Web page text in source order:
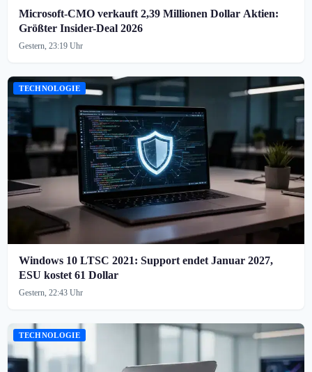
Microsoft-CMO verkauft 2,39 Millionen Dollar Aktien:
Größter Insider-Deal 2026
Gestern, 23:19 Uhr
TECHNOLOGIE
Windows 10 LTSC 2021: Support endet Januar 2027,
ESU kostet 61 Dollar
Gestern, 22:43 Uhr
TECHNOLOGIE